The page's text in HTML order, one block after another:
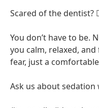
Scared of the dentist?
You don’t have to be.
you calm, relaxed,
fear, just a
Ask us about sedation